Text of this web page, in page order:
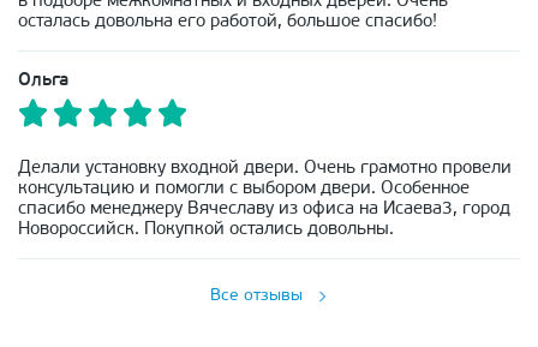
осталась довольна его работой, большое спасибо!
Ольга
Делали установку входной двери. Очень грамотно провели
консультацию и помогли с выбором двери. Особенное
спасибо менеджеру Вячеславу из офиса на Исаева3, город
Новороссийск. Покупкой остались довольны.
Все отзывы